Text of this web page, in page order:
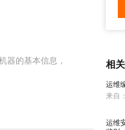
器的基本信息，
相
运维
来自：
运维